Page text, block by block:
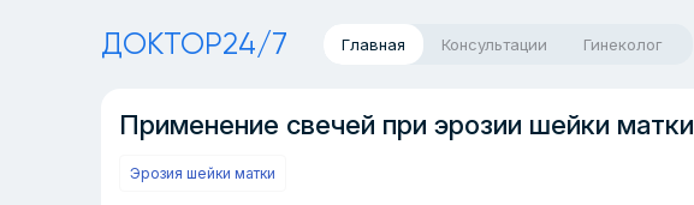
ДОКТОР24/7 Главная Консультации Гинеколог
Применение свечей при эрозии шейки матки
Эрозия шейки матки